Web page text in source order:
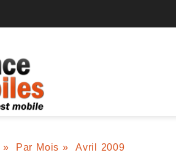
» Par Mois » Avril 2009